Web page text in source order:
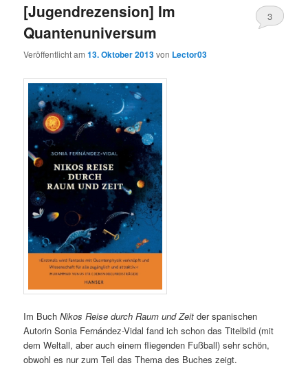
[Jugendrezension] Im
Quantenuniversum
Veröffentlicht am13. Oktober 2013von Lector03
3
Im BuchNikos Reise durch Raum und Zeit der spanischen
Autorin Sonia Fernández-Vidal fand ich schon das Titelbild (mit
dem Weltall, aber auch einem fliegenden Fußball) sehr schön,
obwohl es nur zum Teil das Thema des Buches zeigt.